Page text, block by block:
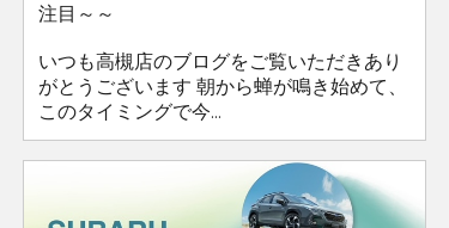
注目～～
いつも高槻店のブログをご覧いただきあり
がとうございます 朝から蝉が鳴き始めて、
このタイミングで今...